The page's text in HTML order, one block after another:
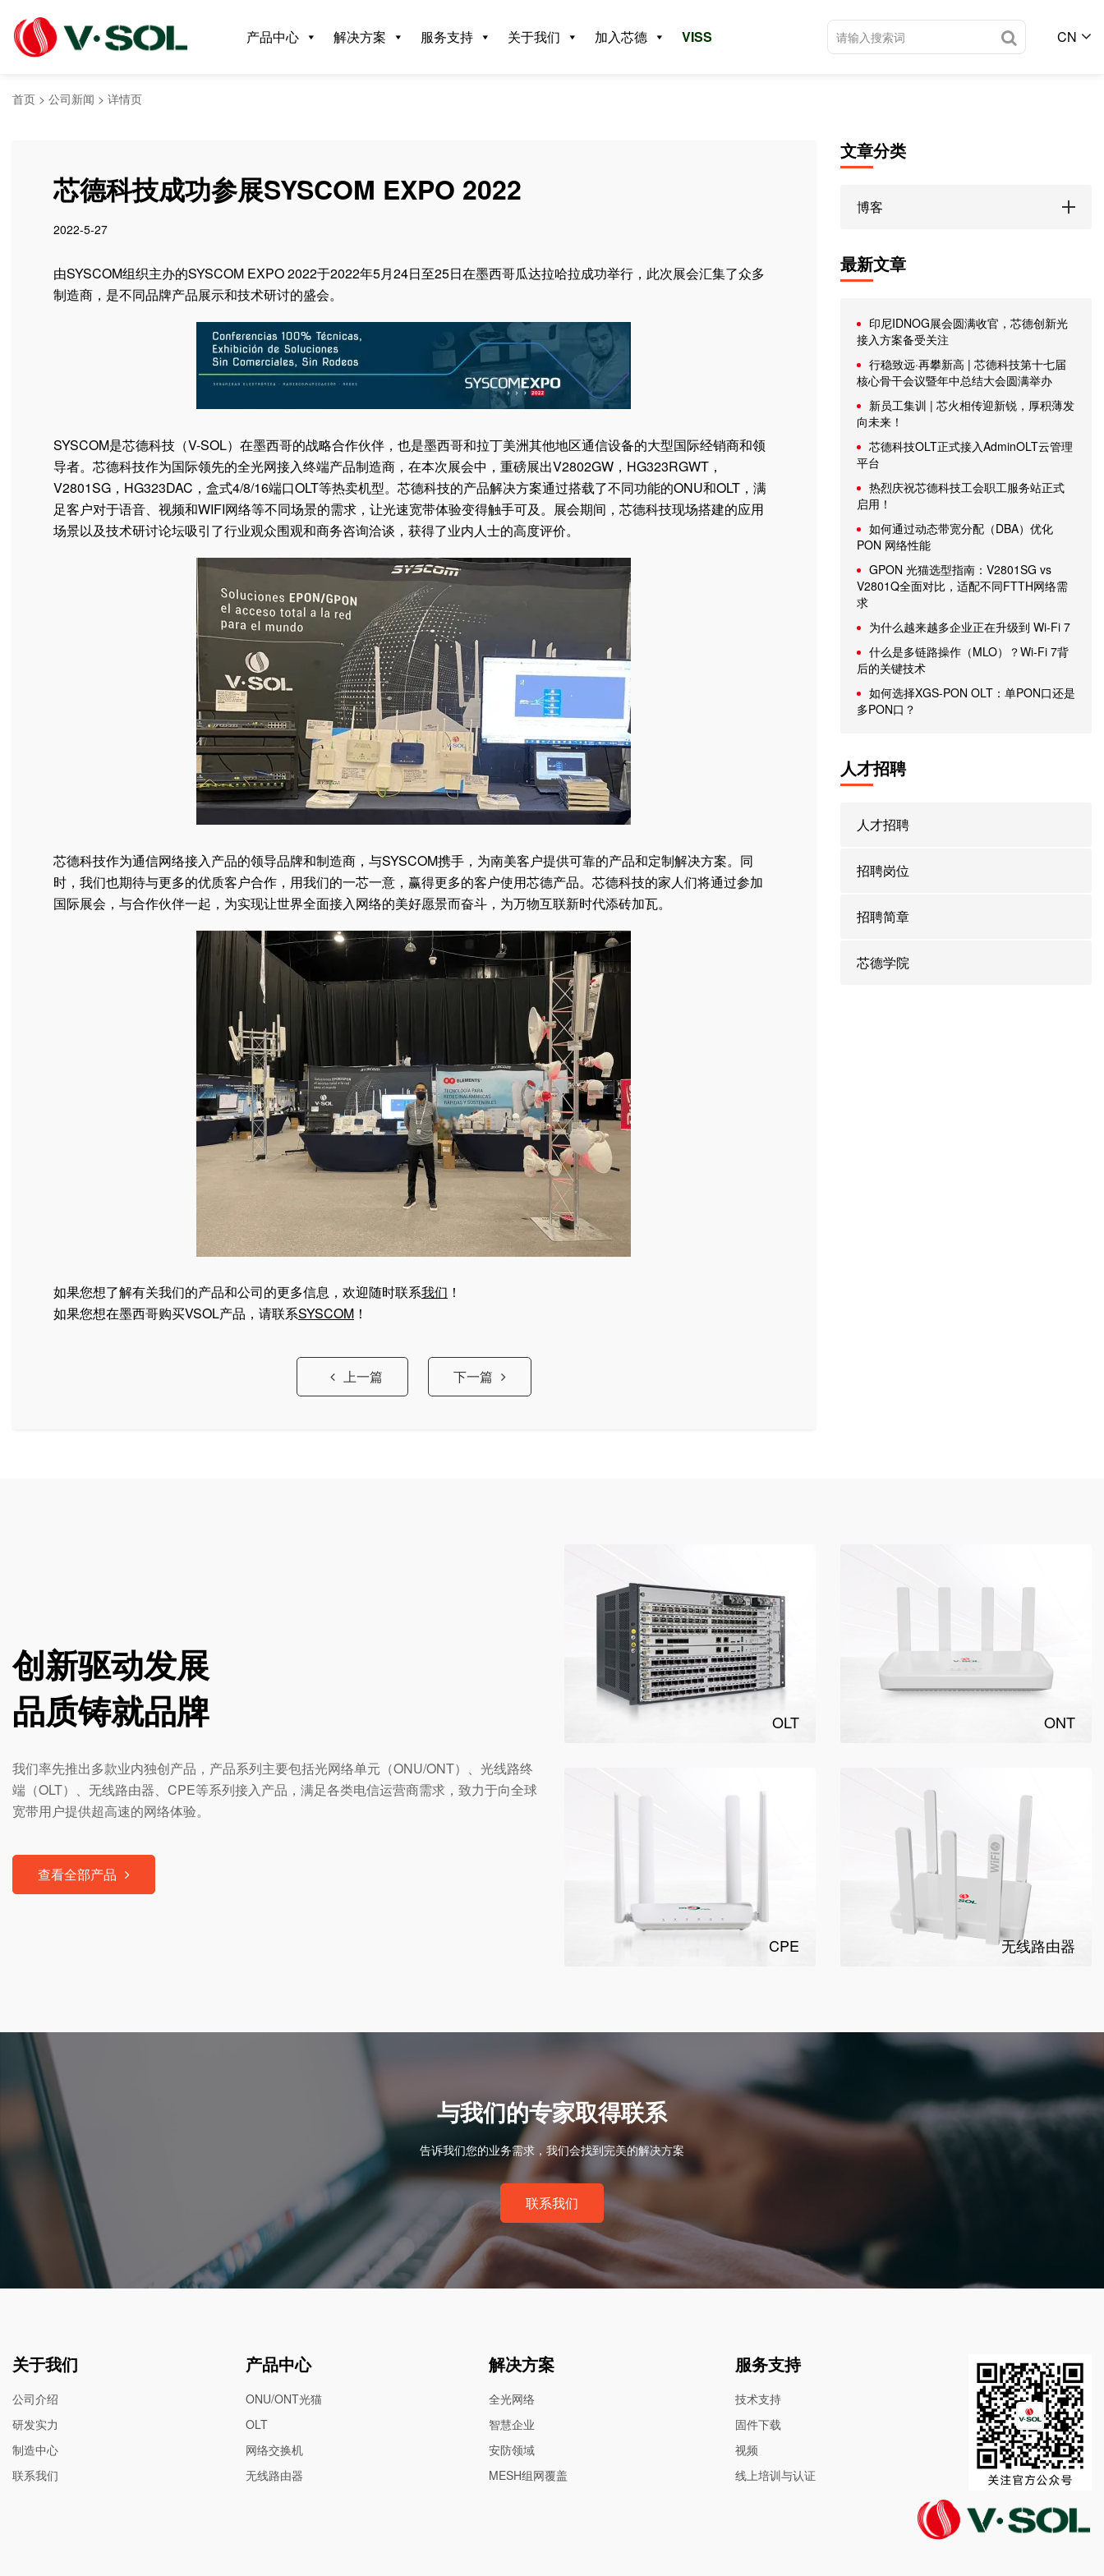
产品中心 解决方案 服务支持 关于我们 加入芯德 VISS CN
首页 > 公司新闻 > 详情页
芯德科技成功参展SYSCOM EXPO 2022
2022-5-27
由SYSCOM组织主办的SYSCOM EXPO 2022于2022年5月24日至25日在墨西哥瓜达拉哈拉成功举行，此次展会汇集了众多
制造商，是不同品牌产品展示和技术研讨的盛会。
SYSCOM是芯德科技（V-SOL）在墨西哥的战略合作伙伴，也是墨西哥和拉丁美洲其他地区通信设备的大型国际经销商和领
导者。芯德科技作为国际领先的全光网接入终端产品制造商，在本次展会中，重磅展出V2802GW，HG323RGWT，
V2801SG，HG323DAC，盒式4/8/16端口OLT等热卖机型。芯德科技的产品解决方案通过搭载了不同功能的ONU和OLT，满
足客户对于语音、视频和WIFI网络等不同场景的需求，让光速宽带体验变得触手可及。展会期间，芯德科技现场搭建的应用
场景以及技术研讨论坛吸引了行业观众围观和商务咨询洽谈，获得了业内人士的高度评价。
芯德科技作为通信网络接入产品的领导品牌和制造商，与SYSCOM携手，为南美客户提供可靠的产品和定制解决方案。同
时，我们也期待与更多的优质客户合作，用我们的一芯一意，赢得更多的客户使用芯德产品。芯德科技的家人们将通过参加
国际展会，与合作伙伴一起，为实现让世界全面接入网络的美好愿景而奋斗，为万物互联新时代添砖加瓦。
如果您想了解有关我们的产品和公司的更多信息，欢迎随时联系我们 ！
如果您想在墨西哥购买VSOL产品，请联系SYSCOM ！
上一篇 下一篇
文章分类
博客
最新文章
印尼IDNOG展会圆满收官，芯德创新光
接入方案备受关注
行稳致远·再攀新高 | 芯德科技第十七届
核心骨干会议暨年中总结大会圆满举办
新员工集训 | 芯火相传迎新锐，厚积薄发
向未来！
芯德科技OLT正式接入AdminOLT云管理
平台
热烈庆祝芯德科技工会职工服务站正式
启用！
如何通过动态带宽分配（DBA）优化
PON 网络性能
GPON 光猫选型指南：V2801SG vs
V2801Q全面对比，适配不同FTTH网络需
求
为什么越来越多企业正在升级到 Wi-Fi 7
什么是多链路操作（MLO）？Wi-Fi 7背
后的关键技术
如何选择XGS-PON OLT：单PON口还是
多PON口？
人才招聘
人才招聘
招聘岗位
招聘简章
芯德学院
创新驱动发展
品质铸就品牌
我们率先推出多款业内独创产品，产品系列主要包括光网络单元（ONU/ONT）、光线路终
端（OLT）、无线路由器、CPE等系列接入产品，满足各类电信运营商需求，致力于向全球
宽带用户提供超高速的网络体验。
查看全部产品
OLT ONT
CPE 无线路由器
与我们的专家取得联系
告诉我们您的业务需求，我们会找到完美的解决方案
联系我们
关于我们
公司介绍
研发实力
制造中心
联系我们
产品中心
ONU/ONT光猫
OLT
网络交换机
无线路由器
解决方案
全光网络
智慧企业
安防领域
MESH组网覆盖
服务支持
技术支持
固件下载
视频
线上培训与认证